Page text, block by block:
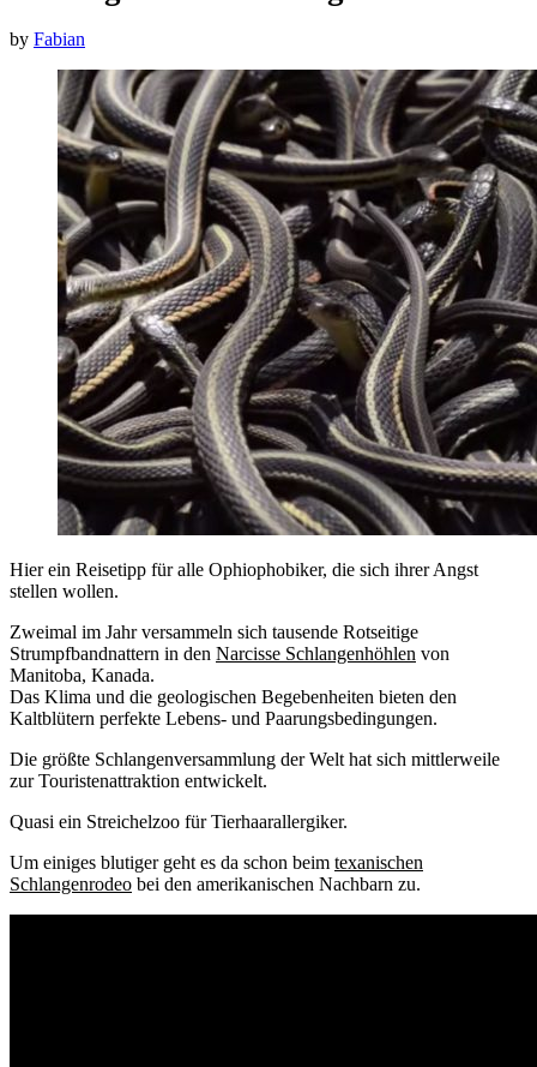
by Fabian
Hier ein Reisetipp für alle Ophiophobiker, die sich ihrer Angst
stellen wollen.
Zweimal im Jahr versammeln sich tausende Rotseitige
Strumpfbandnattern in den Narcisse Schlangenhöhlen von
Manitoba, Kanada.
Das Klima und die geologischen Begebenheiten bieten den
Kaltblütern perfekte Lebens- und Paarungsbedingungen.
Die größte Schlangenversammlung der Welt hat sich mittlerweile
zur Touristenattraktion entwickelt.
Quasi ein Streichelzoo für Tierhaarallergiker.
Um einiges blutiger geht es da schon beim texanischen
Schlangenrodeo bei den amerikanischen Nachbarn zu.